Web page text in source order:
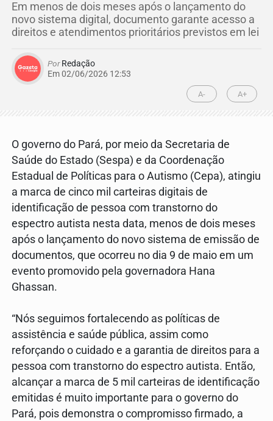
Em menos de dois meses após o lançamento do
novo sistema digital, documento garante acesso a
direitos e atendimentos prioritários previstos em lei
PorRedação
Em 02/06/2026 12:53
A- A+
O governo do Pará, por meio da Secretaria de
Saúde do Estado (Sespa) e da Coordenação
Estadual de Políticas para o Autismo (Cepa), atingiu
a marca de cinco mil carteiras digitais de
identificação de pessoa com transtorno do
espectro autista nesta data, menos de dois meses
após o lançamento do novo sistema de emissão de
documentos, que ocorreu no dia 9 de maio em um
evento promovido pela governadora Hana
Ghassan.
“Nós seguimos fortalecendo as políticas de
assistência e saúde pública, assim como
reforçando o cuidado e a garantia de direitos para a
pessoa com transtorno do espectro autista. Então,
alcançar a marca de 5 mil carteiras de identificação
emitidas é muito importante para o governo do
Pará, pois demonstra o compromisso firmado, a